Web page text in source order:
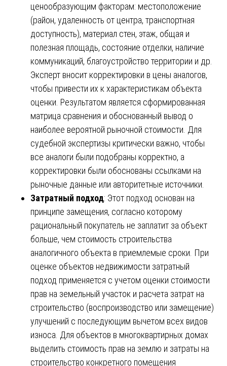
ценообразующим факторам: местоположение
(район, удаленность от центра, транспортная
доступность), материал стен, этаж, общая и
полезная площадь, состояние отделки, наличие
коммуникаций, благоустройство территории и др.
Эксперт вносит корректировки в цены аналогов,
чтобы привести их к характеристикам объекта
оценки. Результатом является сформированная
матрица сравнения и обоснованный вывод о
наиболее вероятной рыночной стоимости. Для
судебной экспертизы критически важно, чтобы
все аналоги были подобраны корректно, а
корректировки были обоснованы ссылками на
рыночные данные или авторитетные источники.
Затратный подход: Этот подход основан на
принципе замещения, согласно которому
рациональный покупатель не заплатит за объект
больше, чем стоимость строительства
аналогичного объекта в приемлемые сроки. При
оценке объектов недвижимости затратный
подход применяется с учетом оценки стоимости
прав на земельный участок и расчета затрат на
строительство (воспроизводство или замещение)
улучшений с последующим вычетом всех видов
износа. Для объектов в многоквартирных домах
выделить стоимость прав на землю и затраты на
строительство конкретного помещения